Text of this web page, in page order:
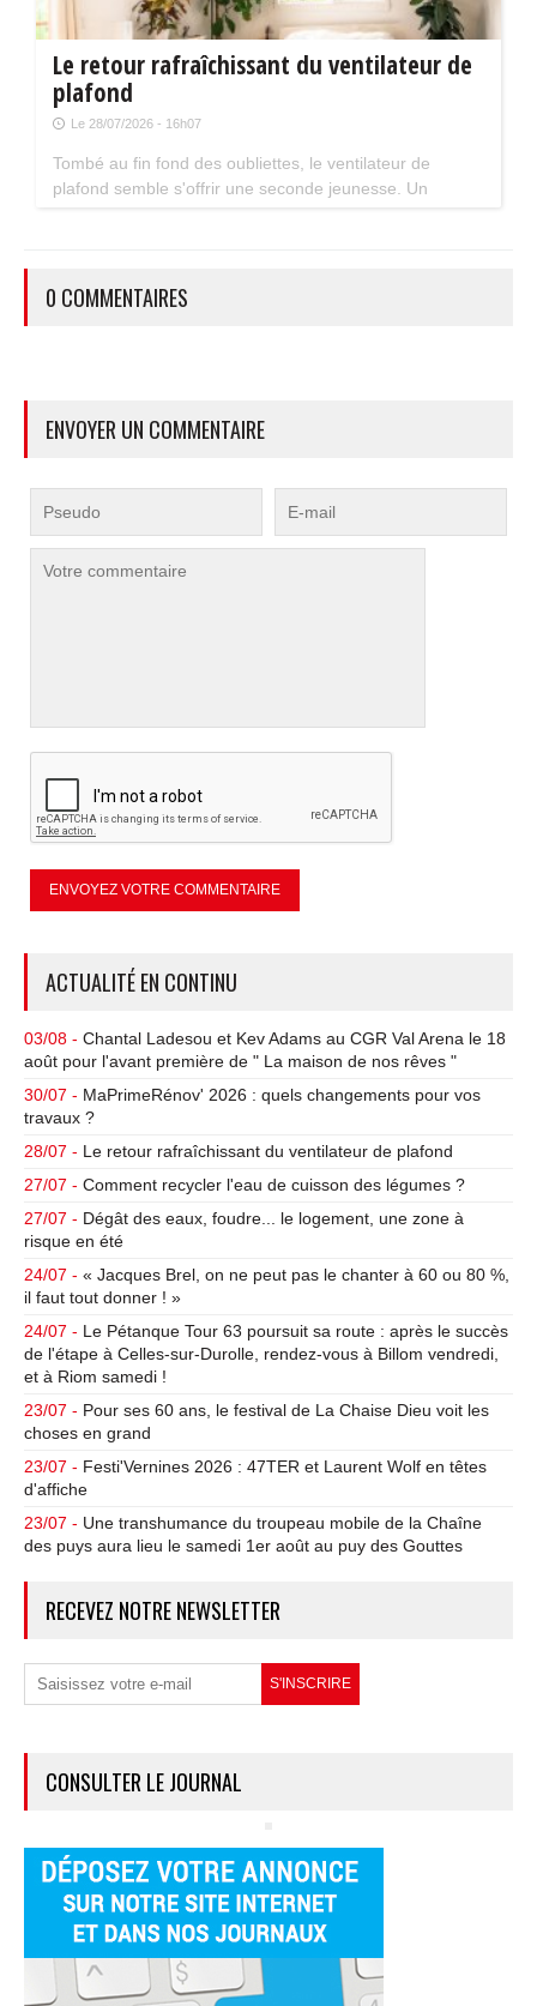
Le retour rafraîchissant du ventilateur de
plafond
Le 28/07/2026 - 16h07
Tombé au fin fond des oubliettes, le ventilateur de
plafond semble s'offrir une seconde jeunesse. Un
0 COMMENTAIRES
ENVOYER UN COMMENTAIRE
ACTUALITÉ EN CONTINU
03/08 - Chantal Ladesou et Kev Adams au CGR Val Arena le 18
août pour l'avant première de " La maison de nos rêves "
30/07 - MaPrimeRénov' 2026 : quels changements pour vos
travaux ?
28/07 - Le retour rafraîchissant du ventilateur de plafond
27/07 - Comment recycler l'eau de cuisson des légumes ?
27/07 - Dégât des eaux, foudre... le logement, une zone à
risque en été
24/07 - « Jacques Brel, on ne peut pas le chanter à 60 ou 80 %,
il faut tout donner ! »
24/07 - Le Pétanque Tour 63 poursuit sa route : après le succès
de l'étape à Celles-sur-Durolle, rendez-vous à Billom vendredi,
et à Riom samedi !
23/07 - Pour ses 60 ans, le festival de La Chaise Dieu voit les
choses en grand
23/07 - Festi'Vernines 2026 : 47TER et Laurent Wolf en têtes
d'affiche
23/07 - Une transhumance du troupeau mobile de la Chaîne
des puys aura lieu le samedi 1er août au puy des Gouttes
RECEVEZ NOTRE NEWSLETTER
CONSULTER LE JOURNAL